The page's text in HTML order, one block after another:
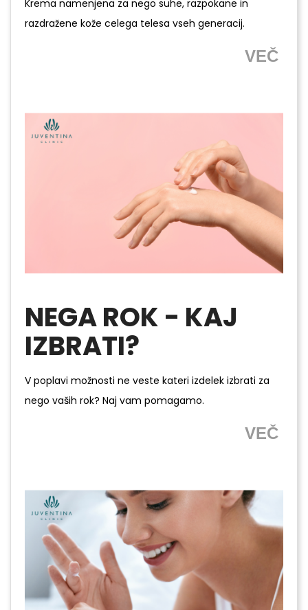
Krema namenjena za nego suhe, razpokane in
razdražene kože celega telesa vseh generacij.
VEČ
NEGA ROK - KAJ
IZBRATI?
V poplavi možnosti ne veste kateri izdelek izbrati za
nego vaših rok? Naj vam pomagamo.
VEČ